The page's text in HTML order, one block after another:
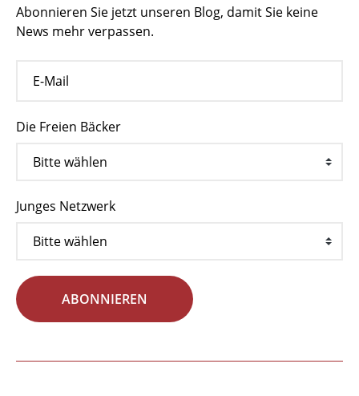
Abonnieren Sie jetzt unseren Blog, damit Sie keine
News mehr verpassen.
Die Freien Bäcker
Junges Netzwerk
ABONNIEREN